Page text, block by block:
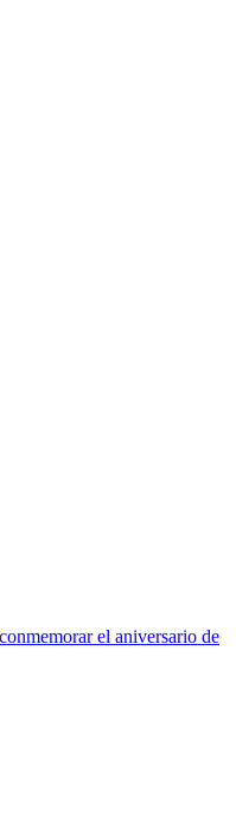
el aniversario de